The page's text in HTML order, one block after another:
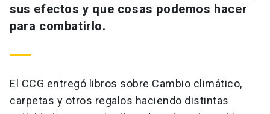
sus efectos y que cosas podemos hacer
para combatirlo.
El CCG entregó libros sobre Cambio climático,
carpetas y otros regalos haciendo distintas